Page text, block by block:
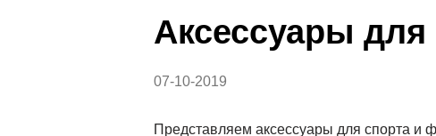
Аксессуары для
07-10-2019
Представляем аксессуары для спорта и